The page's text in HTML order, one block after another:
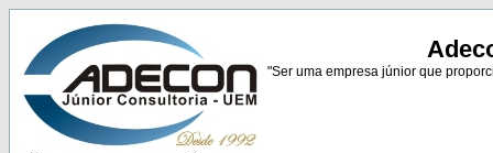
"Ser uma empresa júnior que